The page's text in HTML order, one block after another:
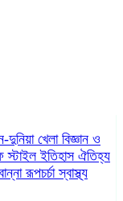
দুনিয়াখেলা বিজ্ঞান ও
স্টাইলইতিহাস ঐতিহ্য
রূপচর্চাস্বাস্থ্য